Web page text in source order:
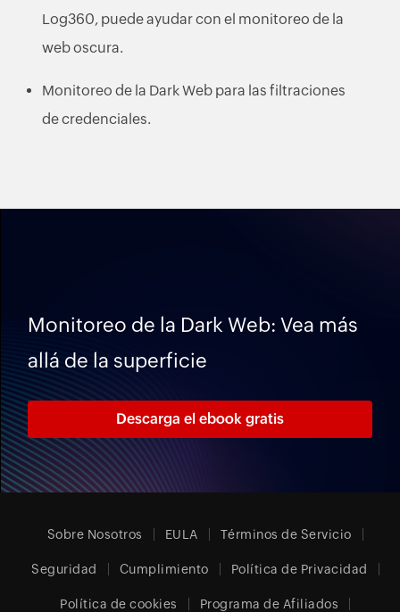
Log360, puede ayudar con el monitoreo de la
web oscura.
Monitoreo de la Dark Web para las filtraciones
de credenciales.
Monitoreo de la Dark Web: Vea más
allá de la superficie
Descarga el ebook gratis
Sobre Nosotros EULA Términos de Servicio
Seguridad Cumplimiento Política de Privacidad
Política de cookies Programa de Afiliados